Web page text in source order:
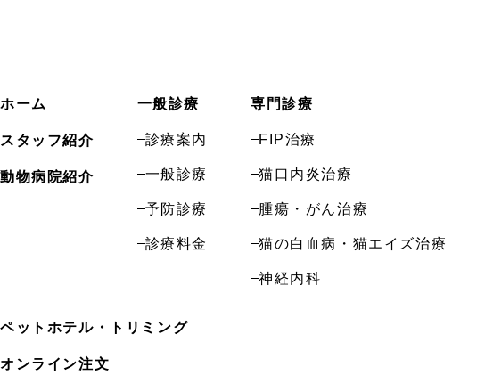
ホーム
スタッフ紹介
動物病院紹介
一般診療
診療案内
一般診療
予防診療
診療料金
専門診療
FIP治療
猫口内炎治療
腫瘍・がん治療
猫の白血病・猫エイズ治療
神経内科
ペットホテル・ トリミング
オンライン注文